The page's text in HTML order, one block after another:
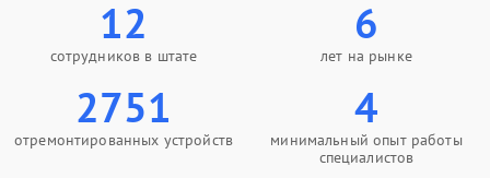
12
сотрудников в штате
6
лет на рынке
2751
отремонтированных устройств
4
минимальный опыт работы
специалистов